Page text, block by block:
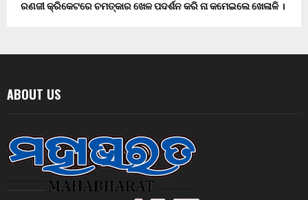
ରଣଜୀ କ୍ରିକେଟରେ ଚମତ୍କାର ଖେଳ ପଦର୍ଶନ କରି ନା କମେଇଲେ ଖେଳାଳି ।
ABOUT US